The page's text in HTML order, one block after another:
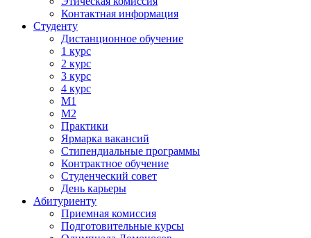
Контактная информация
Студенту
Дистанционное обучение
1 курс
2 курс
3 курс
4 курс
М1
М2
Практики
Ярмарка вакансий
Стипендиальные программы
Контрактное обучение
Студенческий совет
День карьеры
Абитуриенту
Приемная комиссия
Подготовительные курсы